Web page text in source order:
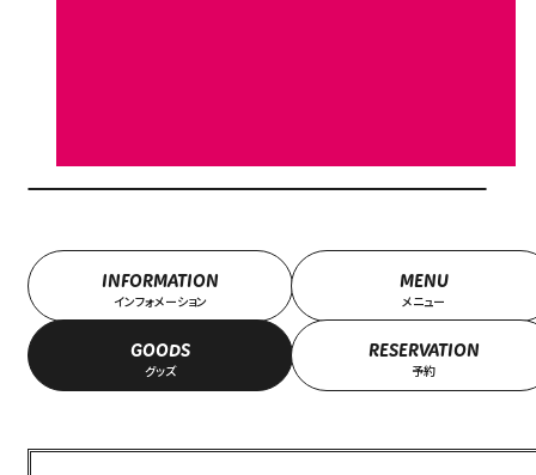
INFORMATION
インフォメーション
MENU
メニュー
GOODS
グッズ
RESERVATION
予約